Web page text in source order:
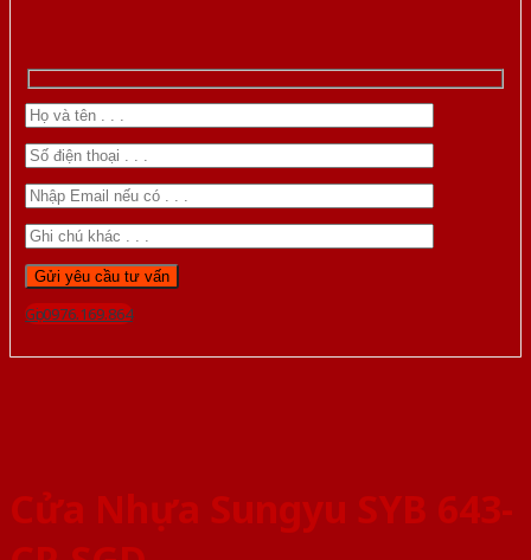
Gọi 0976.169.864
Cửa Nhựa Sungyu SYB 643-